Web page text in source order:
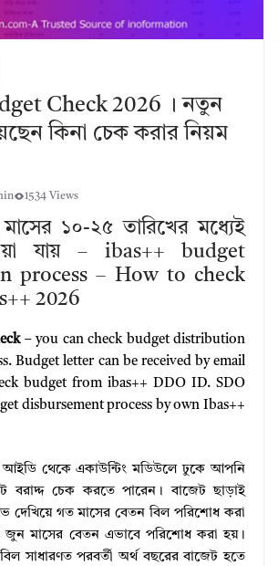
Check 2026 । নতুন
কিনা চেক করার নিয়ম
1534 Views
১০-২৫ তারিখের মধ্যেই
যায় – ibas++ budget
process – How to check
2026
– you can check budget distribution
Budget letter can be received by email
budget from ibas++ DDO ID. SDO
disbursement process by own Ibas++
থেকে একাউন্টিং মডিউলে ঢুকে আপনি
বরাদ্দ চেক করতে পারেন। বাজেট ছাড়াই
দেখিয়ে গত মাসের বেতন বিল পরিশোধ করা
জুন মাসের বেতন এভাবে পরিশোধ করা হয়।
সাধারণত পরবর্তী অর্থ বছরের বাজেট হতে